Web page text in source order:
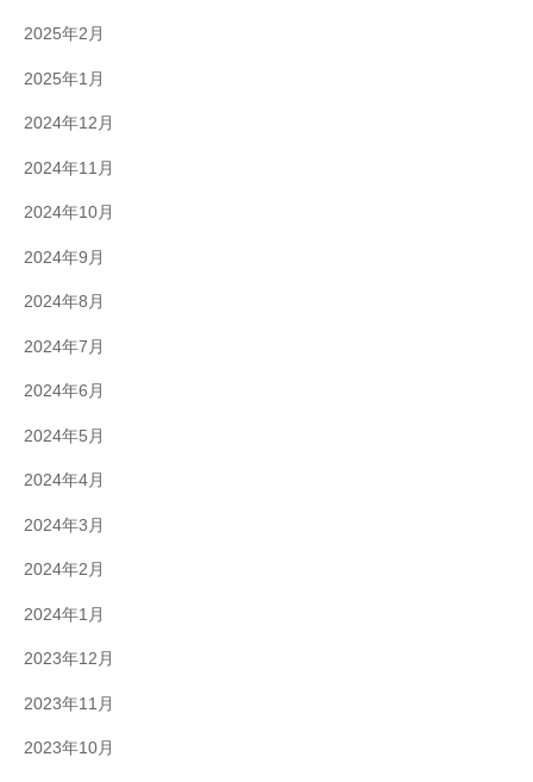
2025年2月
2025年1月
2024年12月
2024年11月
2024年10月
2024年9月
2024年8月
2024年7月
2024年6月
2024年5月
2024年4月
2024年3月
2024年2月
2024年1月
2023年12月
2023年11月
2023年10月